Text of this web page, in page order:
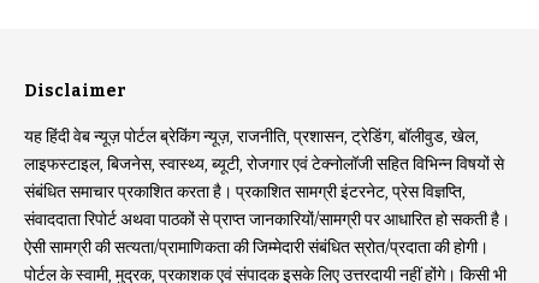
Disclaimer
यह हिंदी वेब न्यूज़ पोर्टल ब्रेकिंग न्यूज़, राजनीति, प्रशासन, ट्रेडिंग, बॉलीवुड, खेल,
लाइफस्टाइल, बिजनेस, स्वास्थ्य, ब्यूटी, रोजगार एवं टेक्नोलॉजी सहित विभिन्न विषयों से
संबंधित समाचार प्रकाशित करता है। प्रकाशित सामग्री इंटरनेट, प्रेस विज्ञप्ति,
संवाददाता रिपोर्ट अथवा पाठकों से प्राप्त जानकारियों/सामग्री पर आधारित हो सकती है।
ऐसी सामग्री की सत्यता/प्रामाणिकता की जिम्मेदारी संबंधित स्रोत/प्रदाता की होगी।
पोर्टल के स्वामी, मुद्रक, प्रकाशक एवं संपादक इसके लिए उत्तरदायी नहीं होंगे। किसी भी